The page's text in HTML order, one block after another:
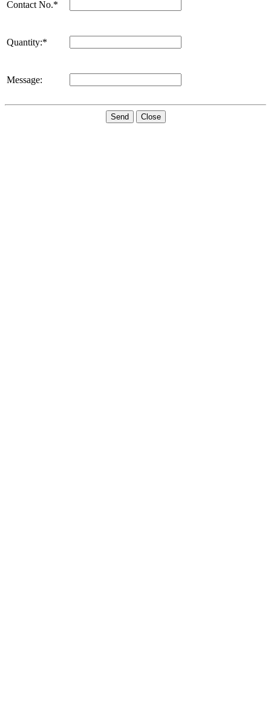
Contact No.*
Quantity:*
Message:
Send Close